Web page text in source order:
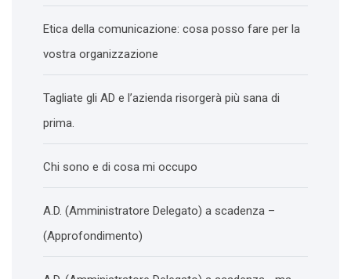
Etica della comunicazione: cosa posso fare per la
vostra organizzazione
Tagliate gli AD e l’azienda risorgerà più sana di
prima.
Chi sono e di cosa mi occupo
A.D. (Amministratore Delegato) a scadenza –
(Approfondimento)